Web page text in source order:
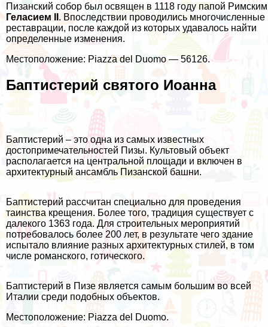
Пизанский собор был освящен в 1118 году папой Римским
Геласием II . Впоследствии проводились многочисленные
реставрации, после каждой из которых удавалось найти
определенные изменения.
Местоположение: Piazza del Duomo — 56126.
Баптистерий святого Иоанна
Баптистерий – это одна из самых известных
достопримечательностей Пизы. Культовый объект
располагается на центральной площади и включен в
архитектурный ансамбль Пизанской башни.
Баптистерий рассчитан специально для проведения
таинства крещения. Более того, традиция существует с
далекого 1363 года. Для строительных мероприятий
потребовалось более 200 лет, в результате чего здание
испытало влияние разных архитектурных стилей, в том
числе романского, готического.
Баптистерий в Пизе является самым большим во всей
Италии среди подобных объектов.
Местоположение: Piazza del Duomo.